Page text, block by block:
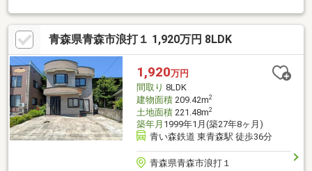
青森県青森市浪打１ 1,920万円 8LDK
1,920万円
間取り 8LDK
建物面積209.42m2
土地面積221.48m2
築年月 1999年1月(築27年8ヶ月)
青い森鉄道 東青森駅 徒歩36分
青森県青森市浪打１